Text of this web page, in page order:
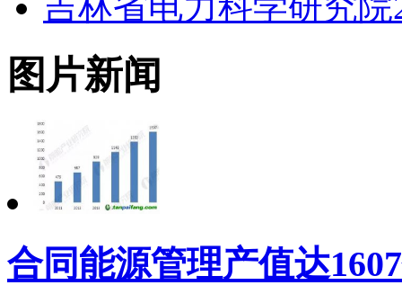
图片新闻
合同能源管理产值达